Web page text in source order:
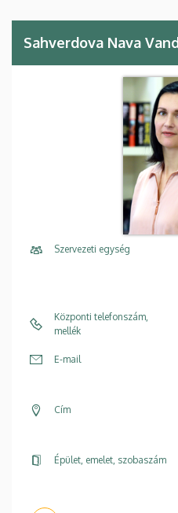
Sahverdova Nava
Szervezeti egység
Központi telefonszám,
mellék
E-mail
Cím
Épület, emelet, szobaszám